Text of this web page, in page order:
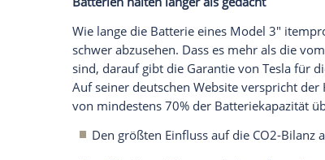
für ihre Modelle;VWsoll sogar LG
grünen Strom zu verwenden, der
Anlage an die Seite gestellt.
Was ändert dasUpdatean den Ifo-
Umgesetzt auf den Ifo-Artikel
53 g/km. Zusammen mit den 83